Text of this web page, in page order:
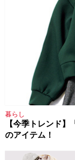
暮らし
【今季トレンド
のアイテム！